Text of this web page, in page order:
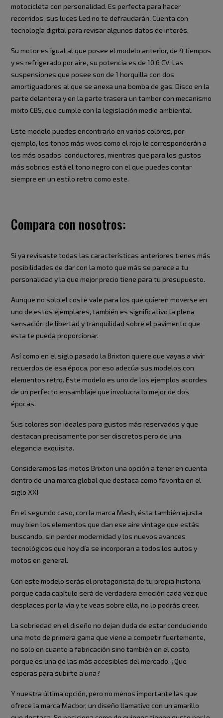
motocicleta con personalidad. Es perfecta para hacer
recorridos, sus luces Led no te defraudarán. Cuenta con
tecnología digital para revisar algunos datos de interés.
Su motor es igual al que posee el modelo anterior, de 4 tiempos
y es refrigerado por aire, su potencia es de 10,6 CV. Las
suspensiones que posee son de 1 horquilla con dos
amortiguadores al que se anexa una bomba de gas. Disco en la
parte delantera y en la parte trasera un tambor con mecanismo
mixto CBS, que cumple con la legislación medio ambiental.
Este modelo puedes encontrarlo en varios colores, por
ejemplo, los tonos más vivos como el rojo le corresponderán a
los más osados conductores, mientras que para los gustos
más sobrios está el tono negro con el que puedes contar
siempre en un estilo retro como este.
Compara con nosotros:
Si ya revisaste todas las características anteriores tienes más
posibilidades de dar con la moto que más se parece a tu
personalidad y la que mejor precio tiene para tu presupuesto.
Aunque no solo el coste vale para los que quieren moverse en
uno de estos ejemplares, también es significativo la plena
sensación de libertad y tranquilidad sobre el pavimento que
esta te pueda proporcionar.
Así como en el siglo pasado la Brixton quiere que vayas a vivir
recuerdos de esa época, por eso adecúa sus modelos con
elementos retro. Este modelo es uno de los ejemplos acordes
de un perfecto ensamblaje que involucra lo mejor de dos
épocas.
Sus colores son ideales para gustos más reservados y que
destacan precisamente por ser discretos pero de una
elegancia exquisita.
Consideramos las motos Brixton una opción a tener en cuenta
dentro de una marca global que destaca como favorita en el
siglo XXI
En el segundo caso, con la marca Mash, ésta también ajusta
muy bien los elementos que dan ese aire vintage que estás
buscando, sin perder modernidad y los nuevos avances
tecnológicos que hoy día se incorporan a todos los autos y
motos en general.
Con este modelo serás el protagonista de tu propia historia,
porque cada capítulo será de verdadera emoción cada vez que
desplaces por la vía y te veas sobre ella, no lo podrás creer.
La sobriedad en el diseño no dejan duda de estar conduciendo
una moto de primera gama que viene a competir fuertemente,
no solo en cuanto a fabricación sino también en el costo,
porque es una de las más accesibles del mercado. ¿Que
esperas para subirte a una?
Y nuestra última opción, pero no menos importante las que
ofrece la marca Macbor, un diseño llamativo con un amarillo